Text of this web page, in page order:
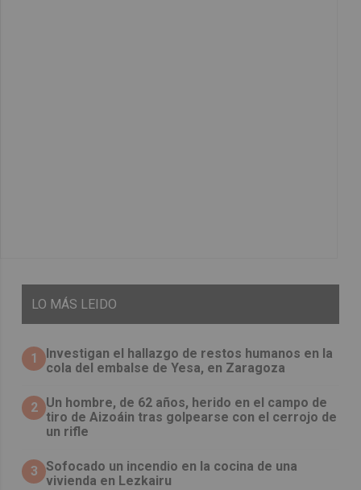
LO MÁS LEIDO
1
Investigan el hallazgo de restos humanos en la
cola del embalse de Yesa, en Zaragoza
2 Un hombre, de 62 años, herido en el campo de
tiro de Aizoáin tras golpearse con el cerrojo de
un rifle
3 Sofocado un incendio en la cocina de una
vivienda en Lezkairu